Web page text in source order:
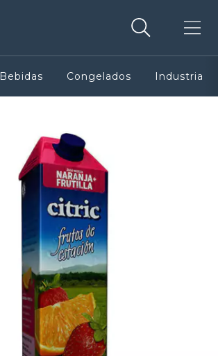
Bebidas Congelados Industria